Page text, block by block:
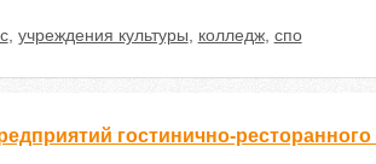
, учреждения культуры колледж, спо
гостинично-ресторанного